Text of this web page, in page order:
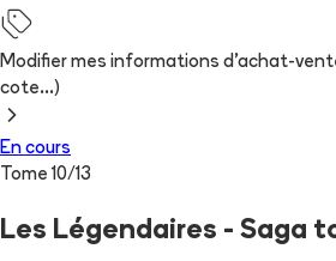
Modifier mes informations d'achat-
cote...)
En cours
Tome 10/13
Les Légendaires - Saga